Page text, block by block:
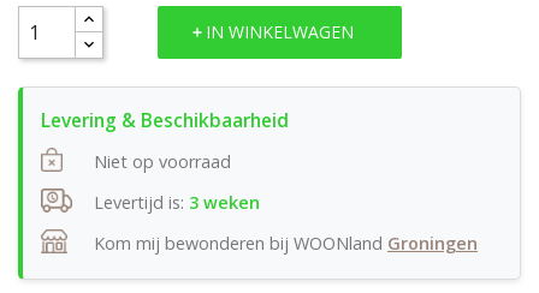
IN WINKELWAGEN
Niet op voorraad
Levertijd is: 3 weken
Kom mij bewonderen bij WOONland Groningen